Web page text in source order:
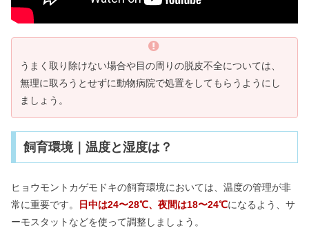
うまく取り除けない場合や目の周りの脱皮不全については、
無理に取ろうとせずに動物病院で処置をしてもらうようにし
ましょう。
飼育環境｜温度と湿度は？
ヒョウモントカゲモドキの飼育環境においては、温度の管理が非
常に重要です。
日中は24〜28℃、夜間は18〜24℃になるよう、サ
ーモスタットなどを使って調整しましょう。